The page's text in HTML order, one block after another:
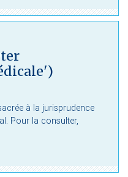
à la jurisprudence
Pour la consulter,